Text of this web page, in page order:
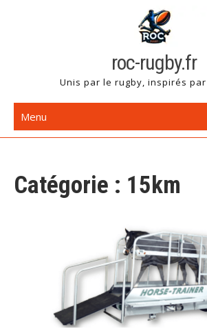
roc-rugby.fr
Unis par le rugby, inspirés
Menu
Catégorie : 15km